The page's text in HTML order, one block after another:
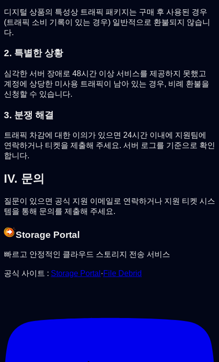
디지털 상품의 특성상 트래픽 패키지는 구매 후 사용된 경우
(트래픽 소비 기록이 있는 경우) 일반적으로 환불되지 않습니
다.
2. 특별한 상황
심각한 서버 장애로 48시간 이상 서비스를 제공하지 못했고
계정에 상당한 미사용 트래픽이 남아 있는 경우, 비례 환불을
신청할 수 있습니다.
3. 분쟁 해결
트래픽 차감에 대한 이의가 있으면 24시간 이내에 지원팀에
연락하거나 티켓을 제출해 주세요. 서버 로그를 기준으로 확인
합니다.
IV. 문의
질문이 있으면 공식 지원 이메일로 연락하거나 지원 티켓 시스
템을 통해 문의를 제출해 주세요.
Storage Portal
빠르고 안정적인 클라우드 스토리지 전송 서비스
공식 사이트 : Storage Portal ·File Debrid